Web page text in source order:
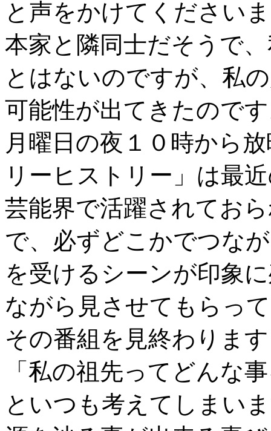
と声をかけてください
本家と隣同士だそうで
とはないのですが、私
可能性が出てきたので
月曜日の夜１０時から
リーヒストリー」は最
芸能界で活躍されてお
で、必ずどこかでつな
を受けるシーンが印象
ながら見させてもらっ
その番組を見終わりま
「私の祖先ってどんな
といつも考えてしまい